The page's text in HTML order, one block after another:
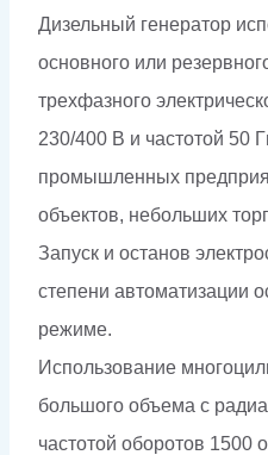
Дизельный генератор
основного или
трехфазного
230/400 В и частотой 50
промышленных
объектов, небольших
Запуск и останов
степени автоматизации
режиме.
Использование
большого объема с
частотой оборотов 1500